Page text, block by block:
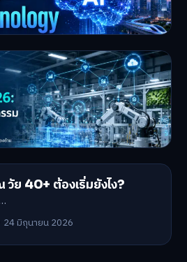
2 กรกฎาคม 2026
5 เทคโนโลยีอุตสาหกรรมที่
…
1 กรกฎาคม 2026
วัย 40+ ต้องเริ่มยังไง?
24 มิถุนายน 2026